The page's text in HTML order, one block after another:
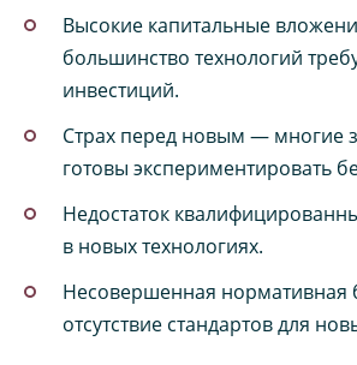
Высокие капитальные
большинство технологий
инвестиций.
Страх перед новым — многие
готовы экспериментировать
Недостаток
в новых технологиях.
Несовершенная нормативная
отсутствие стандартов для